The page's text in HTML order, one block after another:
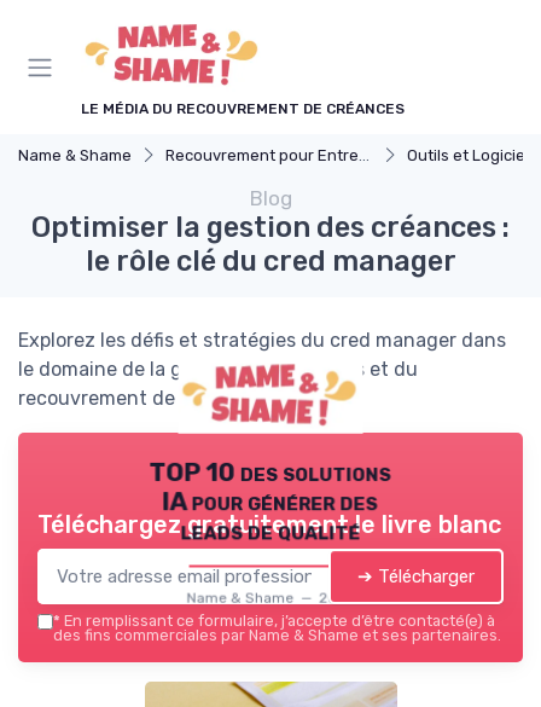
LE MÉDIA DU RECOUVREMENT DE CRÉANCES
Name & Shame Recouvrement pour Entreprises Outils et Logiciels de
Blog
Optimiser la gestion des créances :
le rôle clé du cred manager
Explorez les défis et stratégies du cred manager dans
le domaine de la gestion des créances et du
recouvrement de dettes.
TOP 10 des solutions
IA pour générer des
leads de qualité
Name & Shame — 2026
Téléchargez gratuitement le livre blanc
➔ Télécharger
* En remplissant ce formulaire, j’accepte d’être contacté(e) à
des fins commerciales par Name & Shame et ses partenaires.